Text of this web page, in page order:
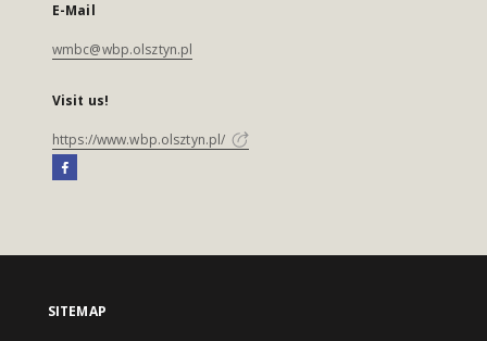
E-Mail
wmbc@wbp.olsztyn.pl
Visit us!
https://www.wbp.olsztyn.pl/
SITEMAP